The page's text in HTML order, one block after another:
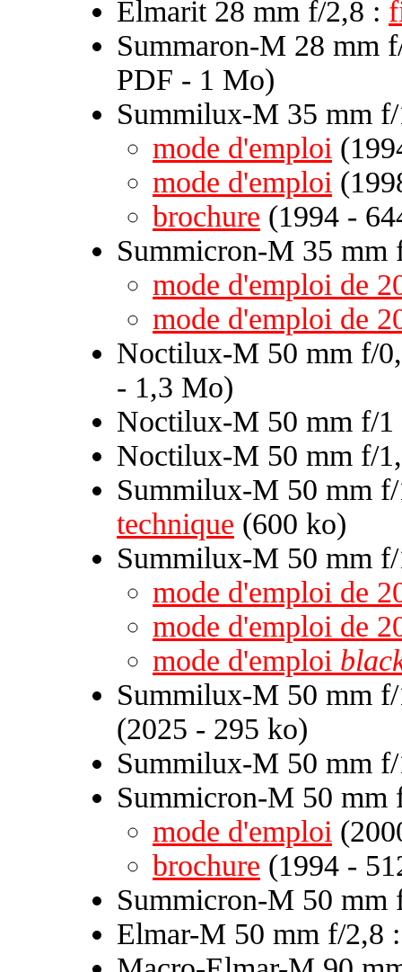
Elmarit 28 mm f/2,8 :
Summaron-M 28 mm
PDF - 1 Mo)
Summilux-M 35 mm
mode d'emploi
mode d'emploi
brochure (1994 -
Summicron-M 35 mm
mode d'emploi de
mode d'emploi de
Noctilux-M 50 mm f/
- 1,3 Mo)
Noctilux-M 50 mm f/
Noctilux-M 50 mm f/
Summilux-M 50 mm
technique (600 ko)
Summilux-M 50 mm
mode d'emploi de
mode d'emploi de
mode d'emploi
Summilux-M 50 mm
(2025 - 295 ko)
Summilux-M 50 mm
Summicron-M 50 mm
mode d'emploi
brochure (1994 -
Summicron-M 50
Elmar-M 50 mm f/2,8